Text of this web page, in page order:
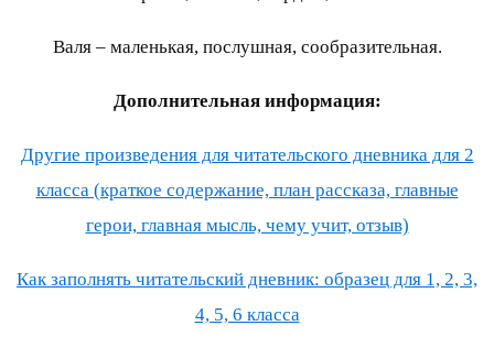
Валя – маленькая, послушная, сообразительная.
Дополнительная информация:
Другие произведения для читательского дневника для 2
класса (краткое содержание, план рассказа, главные
герои, главная мысль, чему учит, отзыв)
Как заполнять читательский дневник: образец для 1, 2, 3,
4, 5, 6 класса